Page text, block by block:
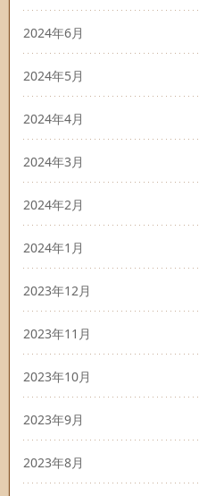
2024年6月
2024年5月
2024年4月
2024年3月
2024年2月
2024年1月
2023年12月
2023年11月
2023年10月
2023年9月
2023年8月